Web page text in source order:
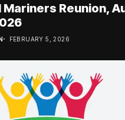
Mariners Reunion,
FEBRUARY 5, 2026